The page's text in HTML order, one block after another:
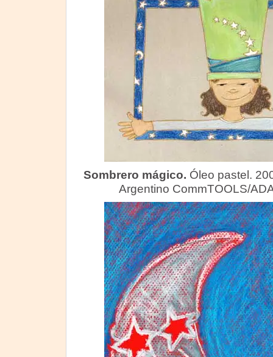
Sombrero mágico. Óleo pastel.
Argentino CommTOOLS/